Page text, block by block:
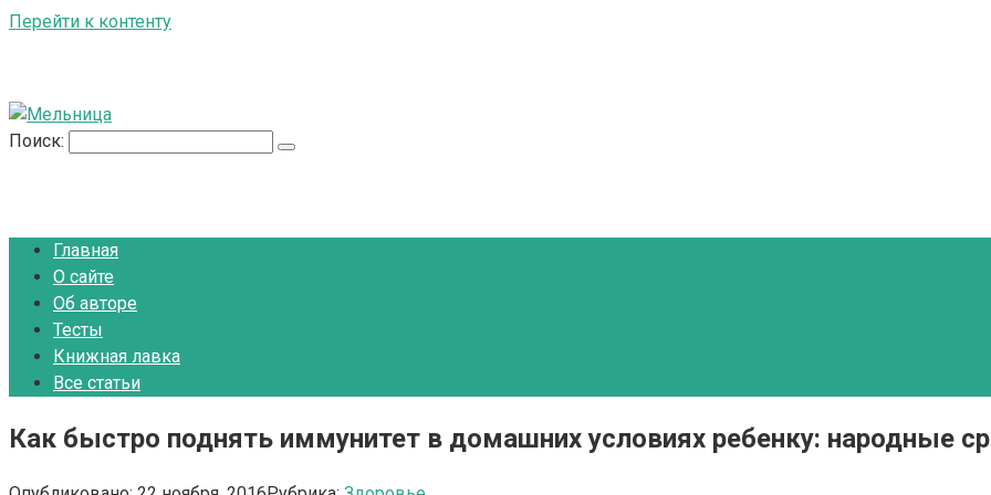
Перейти к контенту
Поиск:
Главная
О сайте
Об авторе
Тесты
Книжная лавка
Все статьи
Как быстро поднять иммунитет в домашних условиях ребенку: народные